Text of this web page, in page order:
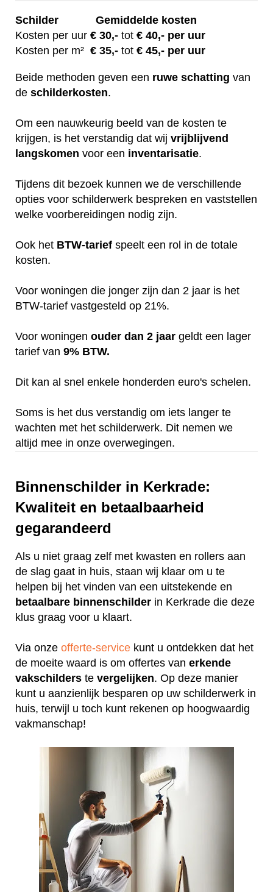
Schilder
Gemiddelde kosten
Kosten per uur € 30,- tot € 40,- per uur
Kosten per m² € 35,- tot € 45,- per uur
Beide methoden geven een ruwe schatting van
de schilderkosten.
Om een nauwkeurig beeld van de kosten te
krijgen, is het verstandig dat wij vrijblijvend
langskomen voor een inventarisatie.
Tijdens dit bezoek kunnen we de verschillende
opties voor schilderwerk bespreken en vaststellen
welke voorbereidingen nodig zijn.
Ook het BTW-tarief speelt een rol in de totale
kosten.
Voor woningen die jonger zijn dan 2 jaar is het
BTW-tarief vastgesteld op 21%.
Voor woningen ouder dan 2 jaar geldt een lager
tarief van 9% BTW.
Dit kan al snel enkele honderden euro's schelen.
Soms is het dus verstandig om iets langer te
wachten met het schilderwerk. Dit nemen we
altijd mee in onze overwegingen.
Binnenschilder in Kerkrade:
Kwaliteit en betaalbaarheid
gegarandeerd
Als u niet graag zelf met kwasten en rollers aan
de slag gaat in huis, staan wij klaar om u te
helpen bij het vinden van een uitstekende en
betaalbare binnenschilder in Kerkrade die deze
klus graag voor u klaart.
Via onze offerte-service kunt u ontdekken dat het
de moeite waard is om offertes van erkende
vakschilders te vergelijken. Op deze manier
kunt u aanzienlijk besparen op uw schilderwerk in
huis, terwijl u toch kunt rekenen op hoogwaardig
vakmanschap!